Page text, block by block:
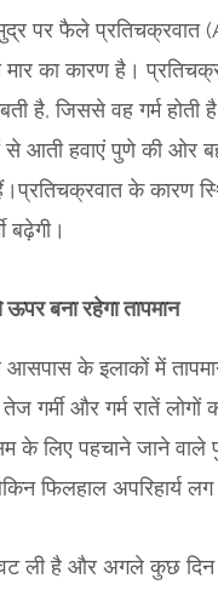
पर फैले
मार का कारण है।
है, जिससे वह गर्म होती
से आती हवाएं पुणे की ओर
के कारण
बढ़ेगी।
बना रहेगा तापमान
के इलाकों में
गर्मी और गर्म रातें लोगों
के लिए पहचाने जाने
फिलहाल अपरिहार्य लग
ली है और अगले कुछ दिन